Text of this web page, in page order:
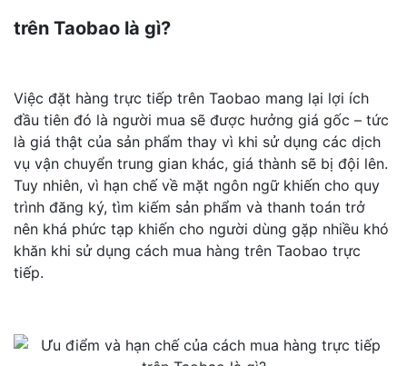
trên Taobao là gì?
Việc đặt hàng trực tiếp trên Taobao mang lại lợi ích
đầu tiên đó là người mua sẽ được hưởng giá gốc – tức
là giá thật của sản phẩm thay vì khi sử dụng các dịch
vụ vận chuyển trung gian khác, giá thành sẽ bị đội lên.
Tuy nhiên, vì hạn chế về mặt ngôn ngữ khiến cho quy
trình đăng ký, tìm kiếm sản phẩm và thanh toán trở
nên khá phức tạp khiến cho người dùng gặp nhiều khó
khăn khi sử dụng cách mua hàng trên Taobao trực
tiếp.